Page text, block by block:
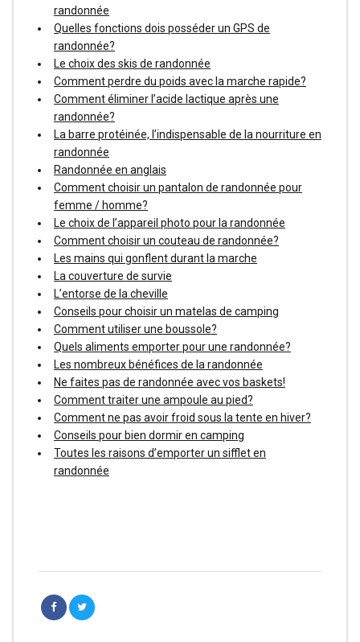
randonnée
Quelles fonctions dois posséder un GPS de
randonnée?
Le choix des skis de randonnée
Comment perdre du poids avec la marche rapide?
Comment éliminer l’acide lactique après une
randonnée?
La barre protéinée, l’indispensable de la nourriture en
randonnée
Randonnée en anglais
Comment choisir un pantalon de randonnée pour
femme / homme?
Le choix de l’appareil photo pour la randonnée
Comment choisir un couteau de randonnée?
Les mains qui gonflent durant la marche
La couverture de survie
L’entorse de la cheville
Conseils pour choisir un matelas de camping
Comment utiliser une boussole?
Quels aliments emporter pour une randonnée?
Les nombreux bénéfices de la randonnée
Ne faites pas de randonnée avec vos baskets!
Comment traiter une ampoule au pied?
Comment ne pas avoir froid sous la tente en hiver?
Conseils pour bien dormir en camping
Toutes les raisons d’emporter un sifflet en
randonnée